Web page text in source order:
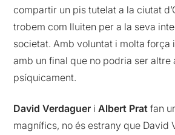
compartir un pis tutelat a la ciutat
trobem com lluiten per a la seva
societat. Amb voluntat i molta força
amb un final que no podria ser altre
psíquicament.
David Verdaguer iAlbert Prat fan
magnífics, no és estrany que David